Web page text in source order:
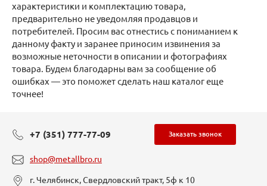
характеристики и комплектацию товара,
предварительно не уведомляя продавцов и
потребителей. Просим вас отнестись с пониманием к
данному факту и заранее приносим извинения за
возможные неточности в описании и фотографиях
товара. Будем благодарны вам за сообщение об
ошибках — это поможет сделать наш каталог еще
точнее!
+7 (351) 777-77-09 Заказать звонок
shop@metallbro.ru
г. Челябинск, Свердловский тракт, 5ф к 10